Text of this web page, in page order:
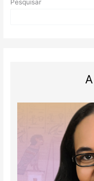
Pesquisar